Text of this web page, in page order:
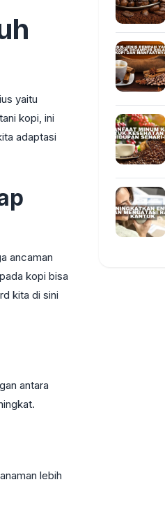
yaitu
kopi, ini
adaptasi
ancaman
kopi bisa
kita di sini
antara
lebih